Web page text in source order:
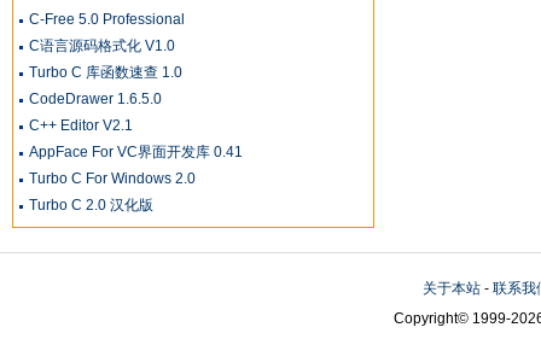
C-Free 5.0 Professional
C语言源码格式化 V1.0
Turbo C 库函数速查 1.0
CodeDrawer 1.6.5.0
C++ Editor V2.1
AppFace For VC界面开发库 0.41
Turbo C For Windows 2.0
Turbo C 2.0 汉化版
关于本站 - 联系我
Copyright© 1999-